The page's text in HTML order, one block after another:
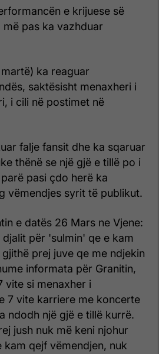
e krijuese së
më pas ka vazhduar
ka reaguar
saktësisht menaxheri i
i cili në postimet në
falje fansit dhe ka sqaruar
thënë se një gjë e tillë po i
pasi çdo herë ka
vëmendjes syrit të publikut.
e datës 26 Mars ne Vjene:
djalit për 'sulmin' qe e kam
prej juve qe me ndjekin
informata për Granitin,
vite si menaxher i
7 vite karriere me koncerte
ndodh një gjë e tillë kurrë.
jush nuk më keni njohur
kam qejf vëmendjen, nuk